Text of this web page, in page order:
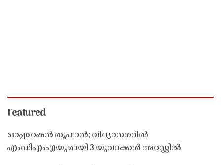
Featured
ഓപ്പറേഷൻ തൂഫാൻ; വിദ്യാനഗറിൽ
എംഡിഎംഎയുമായി 3 യുവാക്കൾ അറസ്റ്റിൽ